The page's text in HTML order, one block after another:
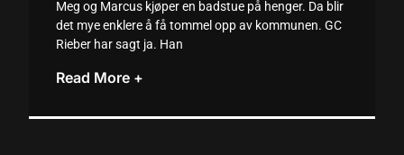
Meg og Marcus kjøper en badstue på henger. Da blir
det mye enklere å få tommel opp av kommunen. GC
Rieber har sagt ja. Han
Read More +